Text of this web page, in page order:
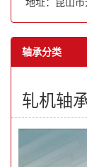
地址：昆山
轴承分类
轧机轴